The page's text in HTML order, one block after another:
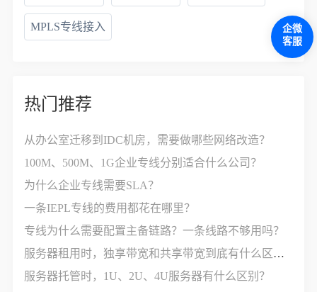
MPLS专线接入
热门推荐
从办公室迁移到IDC机房，需要做哪些网络改造？
100M、500M、1G企业专线分别适合什么公司？
为什么企业专线需要SLA？
一条IEPL专线的费用都花在哪里？
专线为什么需要配置主备链路？一条线路不够用吗？
服务器租用时，独享带宽和共享带宽到底有什么区别？
服务器托管时，1U、2U、4U服务器有什么区别？
企微
客服